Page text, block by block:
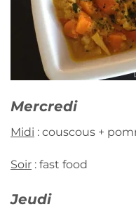
Mercredi
Midi : couscous +
Soir : fast food
Jeudi